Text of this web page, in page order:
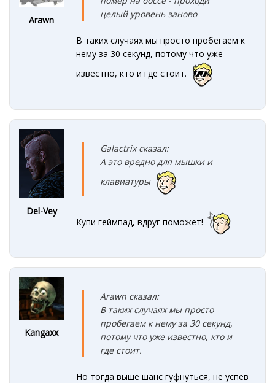
Arawn
целый уровень заново
В таких случаях мы просто пробегаем к
нему за 30 секунд, потому что уже
известно, кто и где стоит.
Del-Vey
Galactrix сказал:
А это вредно для мышки и
клавиатуры
Купи геймпад, вдруг поможет!
Kangaxx
Arawn сказал:
В таких случаях мы просто
пробегаем к нему за 30 секунд,
потому что уже известно, кто и
где стоит.
Но тогда выше шанс гуфнуться, не успев